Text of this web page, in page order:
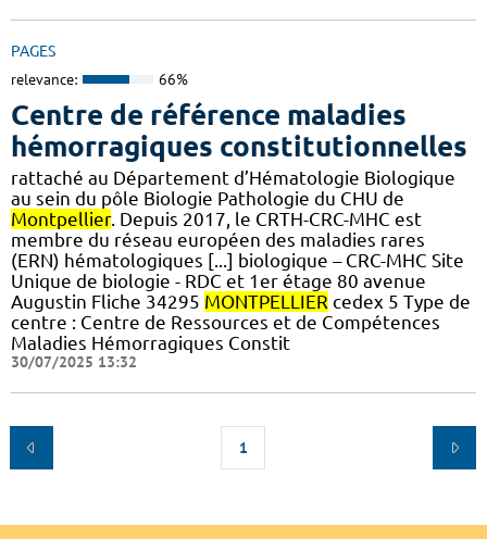
PAGES
relevance: 66%
Centre de référence maladies
hémorragiques constitutionnelles
rattaché au Département d’Hématologie Biologique
au sein du pôle Biologie Pathologie du CHU de
Montpellier. Depuis 2017, le CRTH-CRC-MHC est
membre du réseau européen des maladies rares
(ERN) hématologiques [...] biologique – CRC-MHC Site
Unique de biologie - RDC et 1er étage 80 avenue
Augustin Fliche 34295 MONTPELLIER cedex 5 Type de
centre : Centre de Ressources et de Compétences
Maladies Hémorragiques Constit
30/07/2025 13:32
1